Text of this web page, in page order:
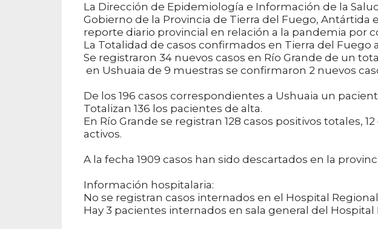
La Dirección de Epidemiología e Información de la
Gobierno de la Provincia de Tierra del Fuego,
reporte diario provincial en relación a la pandemia por
La Totalidad de casos confirmados en Tierra del Fuego
Se registraron 34 nuevos casos en Río Grande de un
en Ushuaia de 9 muestras se confirmaron 2 nuevos
De los 196 casos correspondientes a Ushuaia un
Totalizan 136 los pacientes de alta.
En Río Grande se registran 128 casos positivos totales,
activos.
A la fecha 1909 casos han sido descartados en la
Información hospitalaria:
No se registran casos internados en el Hospital
Hay 3 pacientes internados en sala general del Hospital